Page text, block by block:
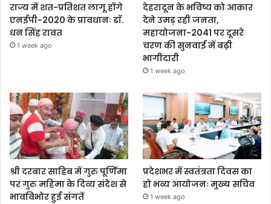
राज्य में शत-प्रतिशत लागू होंगे
एनईपी-2020 के प्रावधानः डाॅ.
धन सिंह रावत
1 week ago
देहरादून के भविष्य को आकार
देने उमड़ रही जनता,
महायोजना-2041 पर दूसरे
चरण की सुनवाई में बढ़ी
भागीदारी
1 week ago
श्री दरबार साहिब में गुरु पूर्णिमा
पर गुरु महिमा के दिव्य संदेश से
भावविभोर हुई संगतें
प्रदेशभर में स्वतंत्रता दिवस का
हो भव्य आयोजनः मुख्य सचिव
1 week ago